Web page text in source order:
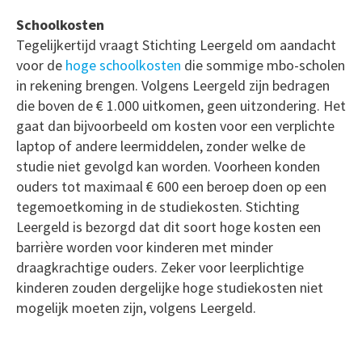
Schoolkosten
Tegelijkertijd vraagt Stichting Leergeld om aandacht
voor de hoge schoolkosten die sommige mbo-scholen
in rekening brengen. Volgens Leergeld zijn bedragen
die boven de € 1.000 uitkomen, geen uitzondering. Het
gaat dan bijvoorbeeld om kosten voor een verplichte
laptop of andere leermiddelen, zonder welke de
studie niet gevolgd kan worden. Voorheen konden
ouders tot maximaal € 600 een beroep doen op een
tegemoetkoming in de studiekosten. Stichting
Leergeld is bezorgd dat dit soort hoge kosten een
barrière worden voor kinderen met minder
draagkrachtige ouders. Zeker voor leerplichtige
kinderen zouden dergelijke hoge studiekosten niet
mogelijk moeten zijn, volgens Leergeld.